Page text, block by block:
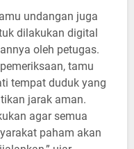
undangan juga
dilakukan digital
oleh petugas.
tamu
tempat duduk yang
jarak aman.
agar semua
paham akan